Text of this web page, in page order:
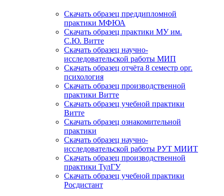
Скачать образец преддипломной
практики МФЮА
Скачать образец практики МУ им.
С.Ю. Витте
Скачать образец научно-
исследовательской работы МИП
Скачать образец отчёта 8 семестр орг.
психология
Скачать образец производственной
практики Витте
Скачать образец учебной практики
Витте
Скачать образец ознакомительной
практики
Скачать образец научно-
исследовательской работы РУТ МИИТ
Скачать образец производственной
практики ТулГУ
Скачать образец учебной практики
Росдистант